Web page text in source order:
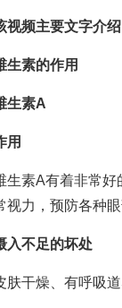
频主要文字介绍
素的作用
素A
A有着非常好的
视力，预防各种眼
不足的坏处
燥、有呼吸道